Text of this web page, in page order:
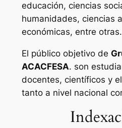
educación, ciencias
humanidades, ciencias
económicas, entre otras.
El público objetivo de
ACACFESA. son
docentes, científicos y
tanto a nivel nacional